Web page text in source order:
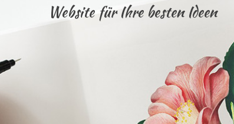
Website für Ihre besten Ideen